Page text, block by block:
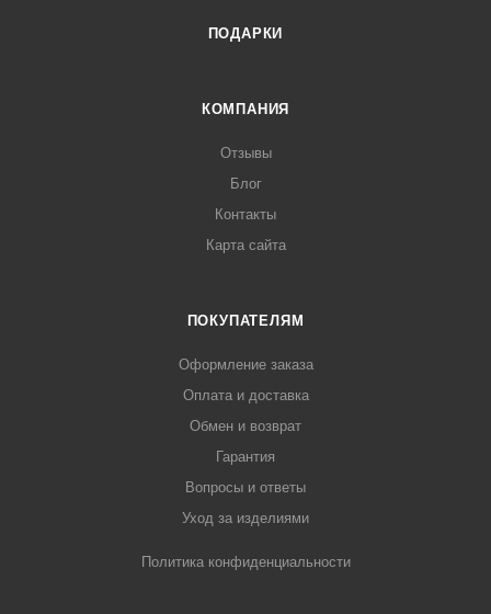
ПОДАРКИ
КОМПАНИЯ
Отзывы
Блог
Контакты
Карта сайта
ПОКУПАТЕЛЯМ
Оформление заказа
Оплата и доставка
Обмен и возврат
Гарантия
Вопросы и ответы
Уход за изделиями
Политика конфиденциальности